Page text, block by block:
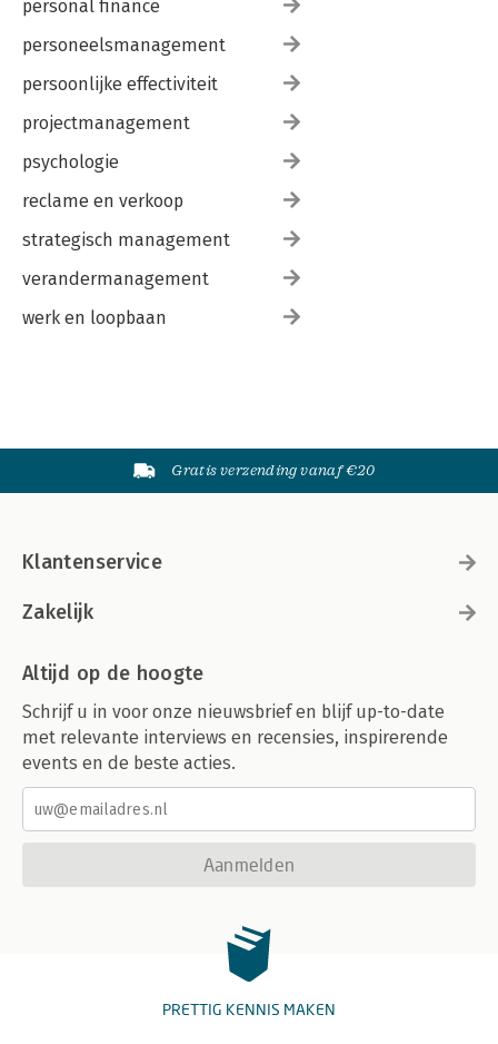
personal finance
personeelsmanagement
persoonlijke effectiviteit
projectmanagement
psychologie
reclame en verkoop
strategisch management
verandermanagement
werk en loopbaan
Gratis verzending vanaf €20
Klantenservice
Zakelijk
Altijd op de hoogte
Schrijf u in voor onze nieuwsbrief en blijf up-to-date
met relevante interviews en recensies, inspirerende
events en de beste acties.
Aanmelden
PRETTIG KENNIS MAKEN